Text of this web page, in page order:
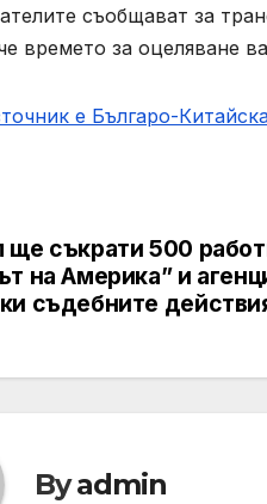
съобщават за
времето за оцеляване
е Българо-
ще съкрати 500
на Америка” и
съдебните
Byadmin